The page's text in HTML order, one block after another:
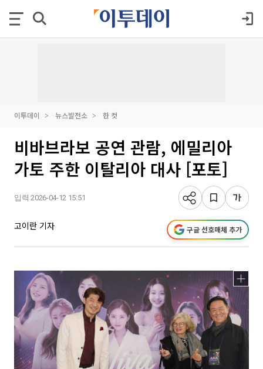
이투데이 뉴스발전소 한 컷
비바브라보 공연 관람, 에밀리아
가토 주한 이탈리아 대사 [포토]
입력 2026-04-12 15:51
고이란 기자 구글 선호매체 추가